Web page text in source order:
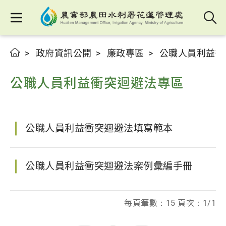
政府資訊公開 廉政專區 公職人員利益
公職人員利益衝突迴避法專區
公職人員利益衝突迴避法填寫範本
公職人員利益衝突迴避法案例彙編手冊
每頁筆數：15 頁次：1/1